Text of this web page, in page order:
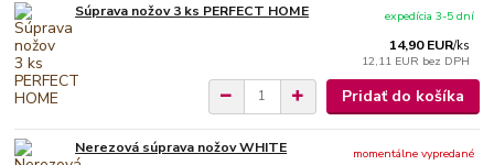
Súprava nožov 3 ks PERFECT HOME
14,90 EUR/ks
12,11 EUR bez DPH
expedícia 3-5 dní
Pridať do košíka
Nerezová súprava nožov WHITE
momentálne vypredané